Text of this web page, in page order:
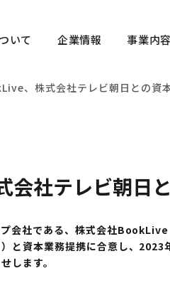
いて 企業情報 事業内容
、株式会社テレビ朝日との資
社テレビ朝日
会社である、株式会社
と資本業務提携に合意し、
します。